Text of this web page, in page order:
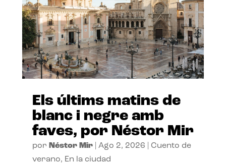
Els últims matins de
blanc i negre amb
faves, por Néstor Mir
por Néstor Mir| Ago 2, 2026
Cuento de
verano, En la ciudad